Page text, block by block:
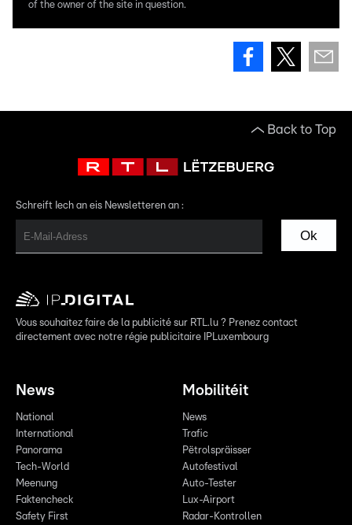
of the owner of the site in question.
Back to Top
Schreift Iech an eis Newsletteren an :
Ok
Vous souhaitez faire de la publicité sur RTL.lu ? Prenez contact
directement avec notre régie publicitaire IPLuxembourg
News
National
International
Panorama
Tech-World
Meenung
Faktencheck
Safety First
Mobilitéit
News
Trafic
Pëtrolspräisser
Autofestival
Auto-Tester
Lux-Airport
Radar-Kontrollen